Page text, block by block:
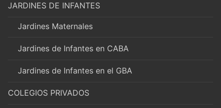
JARDINES DE INFANTES
Jardines Maternales
Jardines de Infantes en CABA
Jardines de Infantes en el GBA
COLEGIOS PRIVADOS